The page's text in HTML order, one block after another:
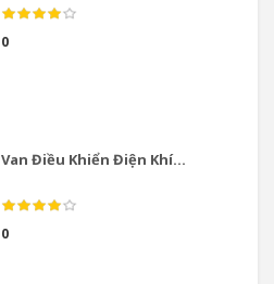
0
Van Điều Khiển Điện Khí...
0